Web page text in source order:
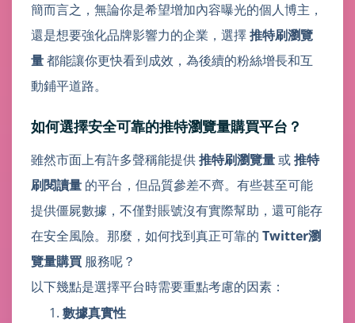
簡而言之，無論你是希望增加內容曝光的個人博主，
還是想要強化品牌影響力的企業，選擇推特刷瀏覽
量都能讓你更快看到成效，為後續的粉絲增長和互
動鋪平道路。
如何選擇安全可靠的推特瀏覽量購買平台？
雖然市面上有許多聲稱能提供推特刷瀏覽量或推特
刷閱讀量 的平台，但品質參差不齊。有些甚至可能
提供僵屍數據，不僅對賬號沒有實際幫助，還可能存
在安全風險。那麼，如何找到真正可靠的 Twitter瀏
覽量購買 服務呢？
以下幾點是選擇平台時需要重點考慮的因素：
數據真實性